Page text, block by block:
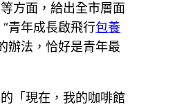
方面，給出全市層面
“青年成長啟飛行包養
辦法，恰好是青年最
「現在，我的咖啡館